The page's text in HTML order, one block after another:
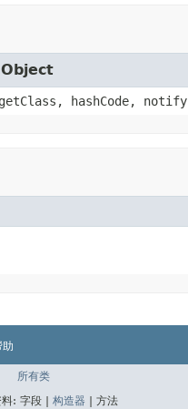
hashCode,
助
所有类
: 字段 | 构造器 方法